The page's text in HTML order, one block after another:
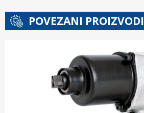
POVEZANI PROIZVODI